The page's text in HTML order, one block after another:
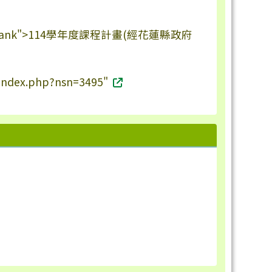
學年度課程計畫(經花蓮縣政府